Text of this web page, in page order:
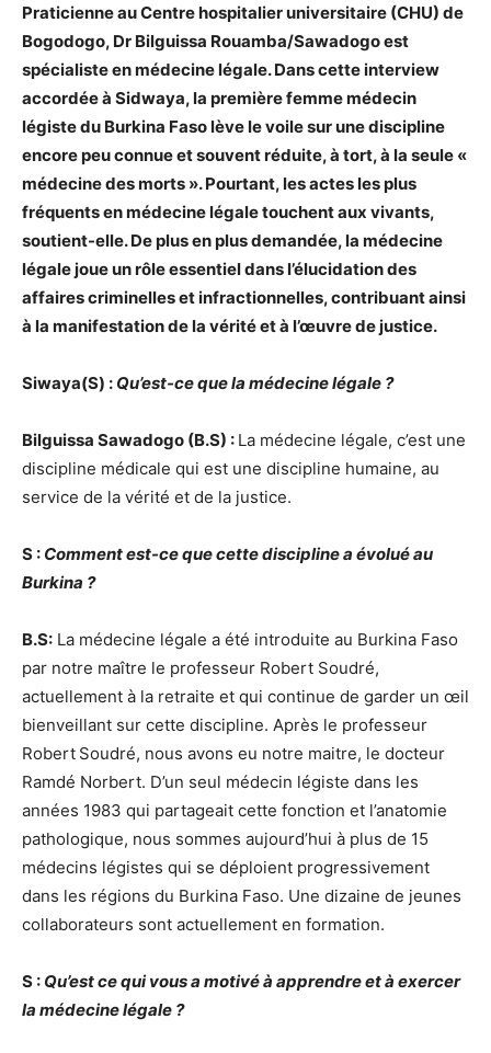
Praticienne au Centre hospitalier universitaire (CHU) de
Bogodogo, Dr Bilguissa Rouamba/Sawadogo est
spécialiste en médecine légale. Dans cette interview
accordée à Sidwaya, la première femme médecin
légiste du Burkina Faso lève le voile sur une discipline
encore peu connue et souvent réduite, à tort, à la seule «
médecine des morts ». Pourtant, les actes les plus
fréquents en médecine légale touchent aux vivants,
soutient-elle. De plus en plus demandée, la médecine
légale joue un rôle essentiel dans l’élucidation des
affaires criminelles et infractionnelles, contribuant ainsi
à la manifestation de la vérité et à l’œuvre de justice.
Siwaya(S) : Qu’est-ce que la médecine légale ?
Bilguissa Sawadogo (B.S) : La médecine légale, c’est une
discipline médicale qui est une discipline humaine, au
service de la vérité et de la justice.
S : Comment est-ce que cette discipline a évolué au
Burkina ?
B.S: La médecine légale a été introduite au Burkina Faso
par notre maître le professeur Robert Soudré,
actuellement à la retraite et qui continue de garder un œil
bienveillant sur cette discipline. Après le professeur
Robert Soudré, nous avons eu notre maitre, le docteur
Ramdé Norbert. D’un seul médecin légiste dans les
années 1983 qui partageait cette fonction et l’anatomie
pathologique, nous sommes aujourd’hui à plus de 15
médecins légistes qui se déploient progressivement
dans les régions du Burkina Faso. Une dizaine de jeunes
collaborateurs sont actuellement en formation.
S : Qu’est ce qui vous a motivé à apprendre et à exercer
la médecine légale ?